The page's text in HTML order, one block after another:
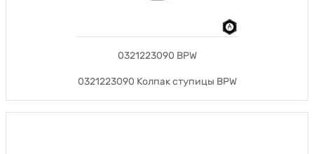
0321223090 BPW
0321223090 Колпак ступицы BPW